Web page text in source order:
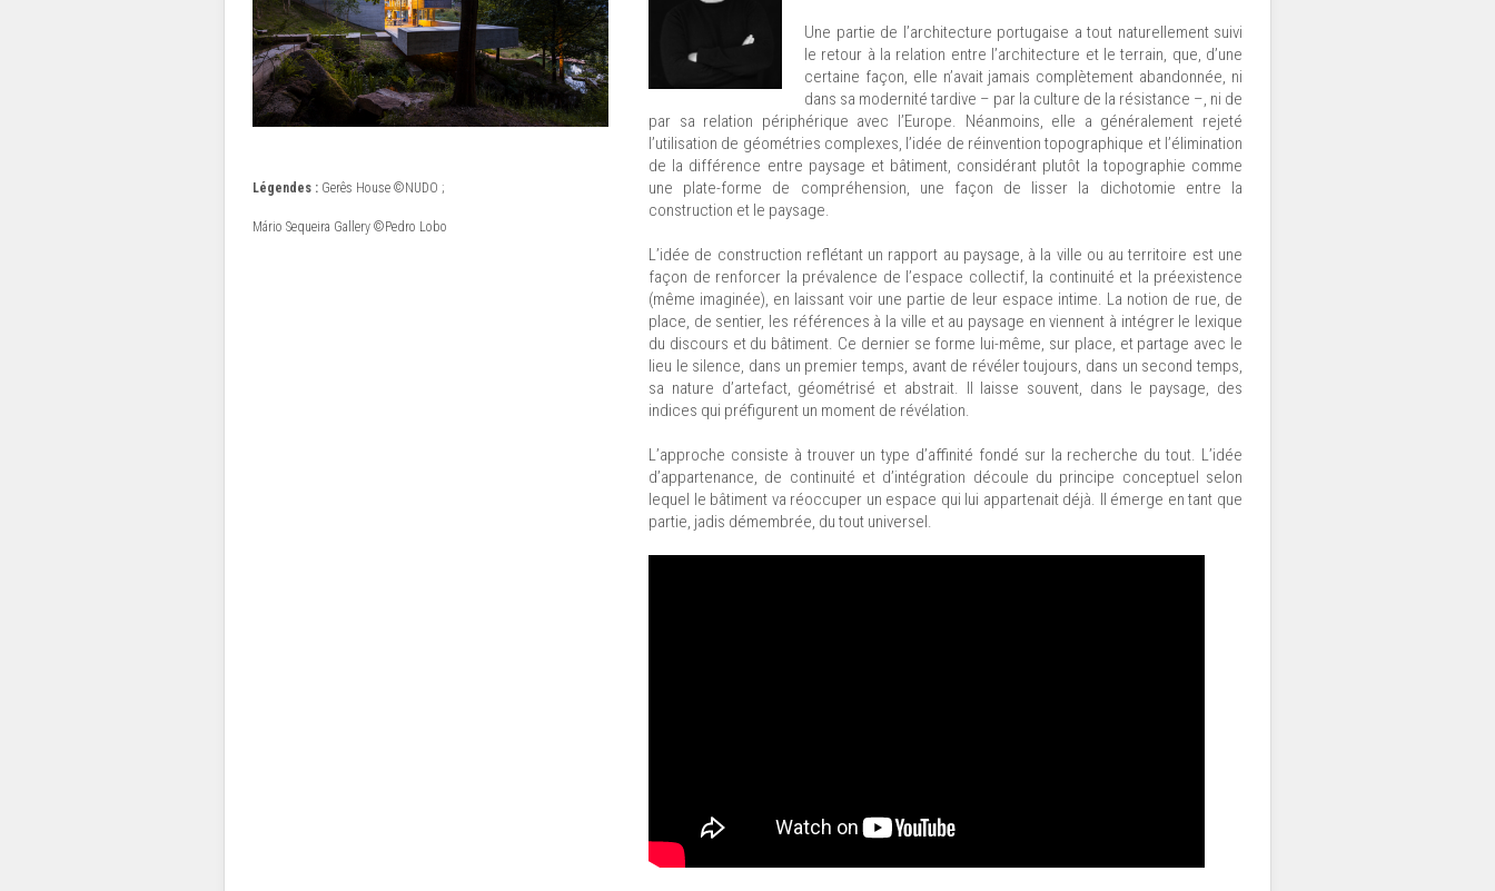
Légendes : Gerês House ©NUDO ;
Mário Sequeira Gallery ©Pedro Lobo
Une partie de l’architecture portugaise a tout naturellement suivi
le retour à la relation entre l’architecture et le terrain, que, d’une
certaine façon, elle n’avait jamais complètement abandonnée, ni
dans sa modernité tardive – par la culture de la résistance –, ni de
par sa relation périphérique avec l’Europe. Néanmoins, elle a généralement rejeté
l’utilisation de géométries complexes, l’idée de réinvention topographique et l’élimination
de la différence entre paysage et bâtiment, considérant plutôt la topographie comme
une plate-forme de compréhension, une façon de lisser la dichotomie entre la
construction et le paysage.
L’idée de construction reflétant un rapport au paysage, à la ville ou au territoire est une
façon de renforcer la prévalence de l’espace collectif, la continuité et la préexistence
(même imaginée), en laissant voir une partie de leur espace intime. La notion de rue, de
place, de sentier, les références à la ville et au paysage en viennent à intégrer le lexique
du discours et du bâtiment. Ce dernier se forme lui-même, sur place, et partage avec le
lieu le silence, dans un premier temps, avant de révéler toujours, dans un second temps,
sa nature d’artefact, géométrisé et abstrait. Il laisse souvent, dans le paysage, des
indices qui préfigurent un moment de révélation.
L’approche consiste à trouver un type d’affinité fondé sur la recherche du tout. L’idée
d’appartenance, de continuité et d’intégration découle du principe conceptuel selon
lequel le bâtiment va réoccuper un espace qui lui appartenait déjà. Il émerge en tant que
partie, jadis démembrée, du tout universel.